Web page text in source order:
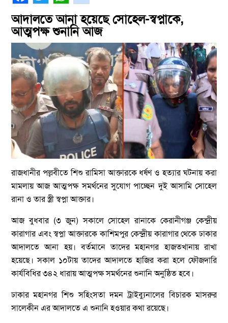
আদালতে আনা হয়েছে সোহেল-স্বপ্নাকে,
আত্মপক্ষ শুনানি আজ
রাজধানীর পল্লবীতে শিশু রামিসা আক্তারকে ধর্ষণ ও হত্যার ঘটনায় করা
মামলায় আজ আত্মপক্ষ সমর্থনের সুযোগ পাচ্ছেন দুই আসামি সোহেল
রানা ও তার স্ত্রী স্বপ্না আক্তার।
আজ বুধবার (৩ জুন) সকালে সোহেল রানাকে কেরানীগঞ্জ কেন্দ্রীয়
কারাগার এবং স্বপ্না আক্তারকে কাশিমপুর কেন্দ্রীয় কারাগার থেকে ঢাকার
আদালতে আনা হয়। বর্তমানে তাদের মহানগর হাজতখানায় রাখা
হয়েছে। সকাল ১০টায় তাদের আদালতে হাজির করা হলে ফৌজদারি
কার্যবিধির ৩৪২ ধারায় আত্মপক্ষ সমর্থনের শুনানি অনুষ্ঠিত হবে।
ঢাকার মহানগর শিশু সহিংসতা দমন ট্রাইব্যুনালের বিচারক মাসরুর
সালেকীন এর আদালতে এ শুনানি হওয়ার কথা রয়েছে।